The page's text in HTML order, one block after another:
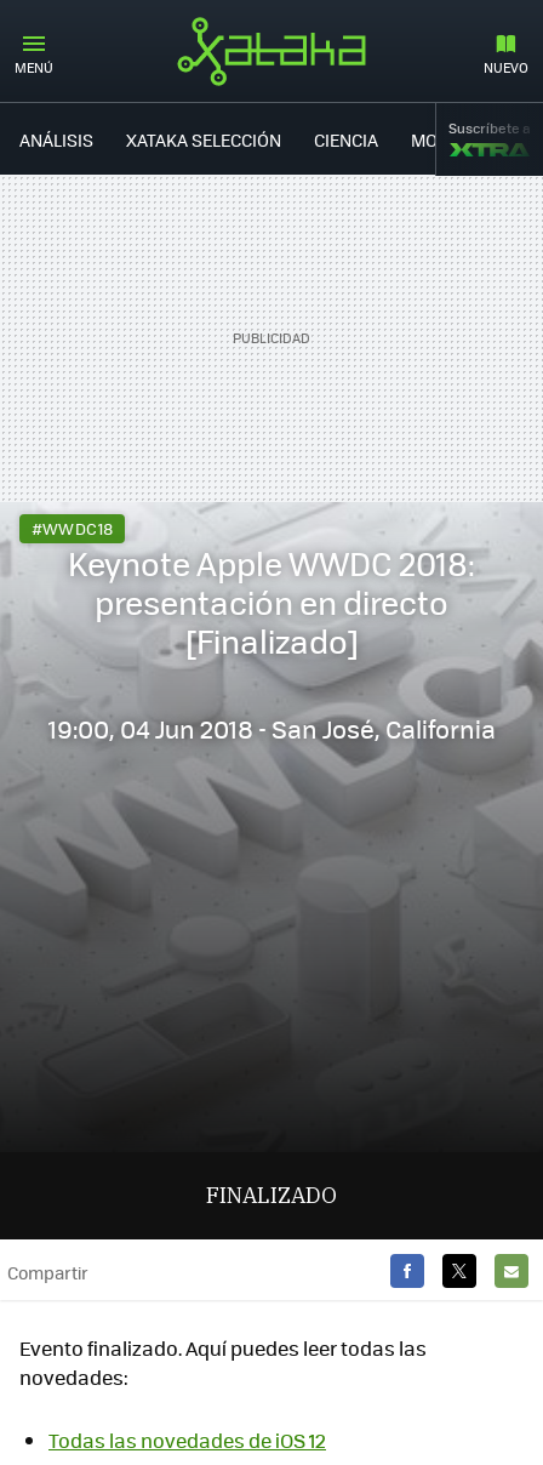
MENÚ NUEVO
ANÁLISIS XATAKA SELECCIÓN CIENCIA MOVILIDAD
Suscríbete a
#WWDC18
Keynote Apple WWDC 2018:
presentación en directo
[Finalizado]
19:00, 04 Jun 2018 - San José, California
FINALIZADO
Compartir
Evento finalizado. Aquí puedes leer todas las
novedades:
Todas las novedades de iOS 12